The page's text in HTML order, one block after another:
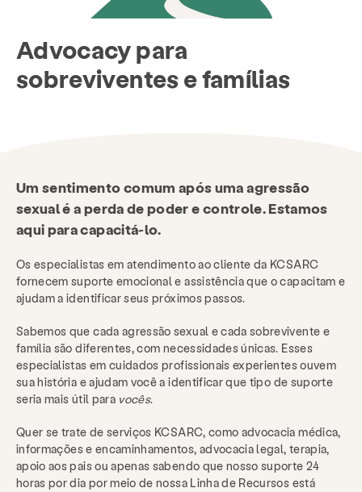
Advocacy para
sobreviventes e famílias
Um sentimento comum após uma agressão
sexual é a perda de poder e controle.Estamos
aqui para capacitá-lo.
Os especialistas em atendimento ao cliente da KCSARC
fornecem suporte emocional e assistência que o capacitam e
ajudam a identificar seus próximos passos.
Sabemos que cada agressão sexual e cada sobrevivente e
família são diferentes, com necessidades únicas. Esses
especialistas em cuidados profissionais experientes ouvem
sua história e ajudam você a identificar que tipo de suporte
seria mais útil para vocês.
Quer se trate de serviços KCSARC, como advocacia médica,
informações e encaminhamentos, advocacia legal, terapia,
apoio aos pais ou apenas sabendo que nosso suporte 24
horas por dia por meio de nossa Linha de Recursos está